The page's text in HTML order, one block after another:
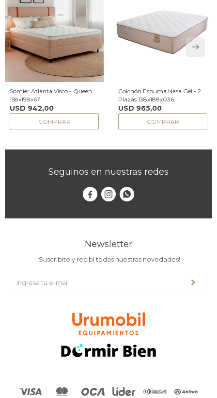
Somier Atlanta Visco - Queen
158x198x67
USD 942,00
Colchón Espuma Nasa Gel - 2
Plazas 138x188x036
USD 965,00
Seguinos en nuestras redes
  
Newsletter
¡Suscribite y recibí todas nuestras novedades!